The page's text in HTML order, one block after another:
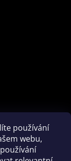
používání
webu,